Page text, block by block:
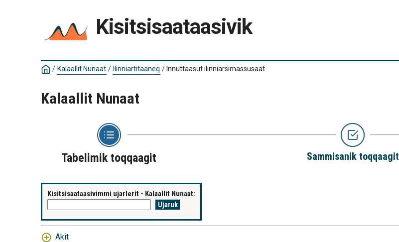
Kisitsisaataasivik
/ Kalaallit Nunaat / Ilinniartitaaneq / Innuttaasut ilinniarsimassusaat
Kalaallit Nunaat
Tabelimik toqqaagit Sammisanik toqqaagit
Kisitsisaataasivimmi ujarlerit - Kalaallit Nunaat:
Akit